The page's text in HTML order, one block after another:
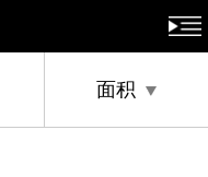
面积